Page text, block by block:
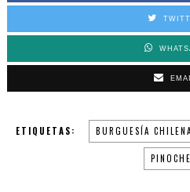
ETIQUETAS: BURGUESÍA